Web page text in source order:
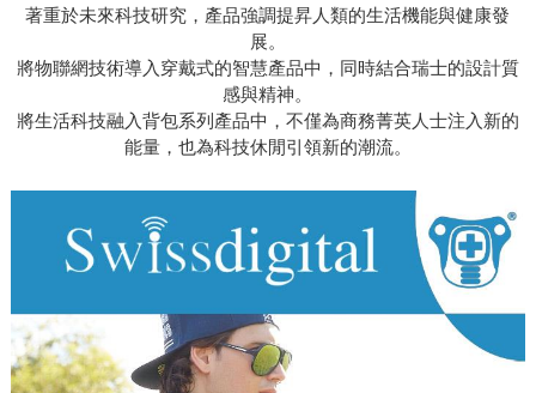
著重於未來科技研究，產品強調提昇人類的生活機能與健康發
展。
將物聯網技術導入穿戴式的智慧產品中，同時結合瑞士的設計質
感與精神。
將生活科技融入背包系列產品中，不僅為商務菁英人士注入新的
能量，也為科技休閒引領新的潮流。